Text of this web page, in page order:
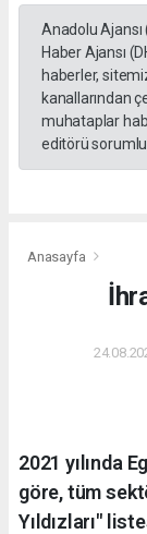
Anadolu Ajansı
Haber Ajansı
haberler,
kanallarından
muhataplar
editörü sorumlu
Anasayfa
2021 yılında
göre, tüm
Yıldızları"